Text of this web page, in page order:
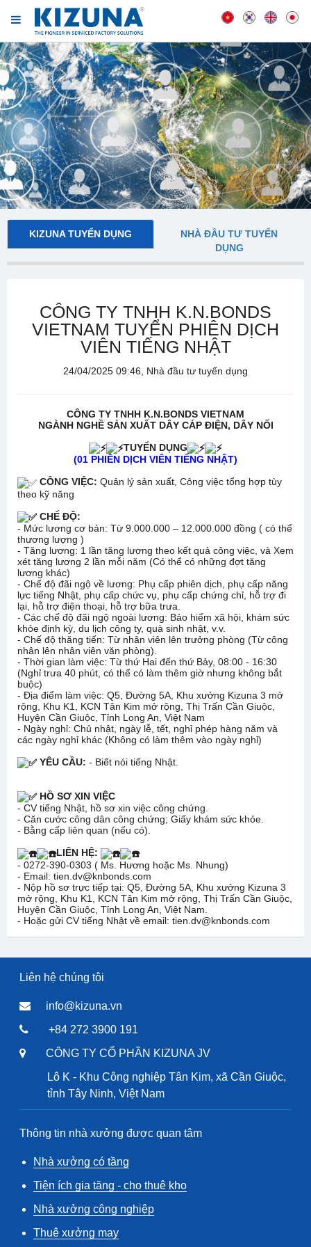
KIZUNA TUYỂN DỤNG
NHÀ ĐẦU TƯ TUYỂN
DỤNG
CÔNG TY TNHH K.N.BONDS
VIETNAM TUYỂN PHIÊN DỊCH
VIÊN TIẾNG NHẬT
24/04/2025 09:46, Nhà đầu tư tuyển dụng
CÔNG TY TNHH K.N.BONDS VIETNAM
NGÀNH NGHỀ SẢN XUẤT DÂY CÁP ĐIỆN, DÂY NỐI
TUYỂN DỤNG
(01 PHIÊN DỊCH VIÊN TIẾNG NHẬT)
CÔNG VIỆC: Quản lý sản xuất, Công việc tổng hợp tùy
theo kỹ năng
CHẾ ĐỘ:
- Mức lương cơ bản: Từ 9.000.000 – 12.000.000 đồng ( có thể
thương lượng )
- Tăng lương: 1 lần tăng lương theo kết quả công việc, và Xem
xét tăng lương 2 lần mỗi năm (Có thể có những đợt tăng
lương khác)
- Chế độ đãi ngộ về lương: Phụ cấp phiên dịch, phụ cấp năng
lực tiếng Nhật, phụ cấp chức vụ, phụ cấp chứng chỉ, hỗ trợ đi
lại, hỗ trợ điện thoại, hỗ trợ bữa trưa.
- Các chế độ đãi ngộ ngoài lương: Bảo hiểm xã hội, khám sức
khỏe định kỳ, du lịch công ty, quà sinh nhật, v.v.
- Chế độ thăng tiến: Từ nhân viên lên trưởng phòng (Từ công
nhân lên nhân viên văn phòng).
- Thời gian làm việc: Từ thứ Hai đến thứ Bảy, 08:00 - 16:30
(Nghỉ trưa 40 phút, có thể có làm thêm giờ nhưng không bắt
buộc)
- Địa điểm làm việc: Q5, Đường 5A, Khu xưởng Kizuna 3 mở
rộng, Khu K1, KCN Tân Kim mở rộng, Thị Trấn Cần Giuộc,
Huyện Cần Giuộc, Tỉnh Long An, Việt Nam
- Ngày nghỉ: Chủ nhật, ngày lễ, tết, nghỉ phép hàng năm và
các ngày nghỉ khác (Không có làm thêm vào ngày nghỉ)
YÊU CẦU: - Biết nói tiếng Nhật.
HỒ SƠ XIN VIỆC
- CV tiếng Nhật, hồ sơ xin việc công chứng.
- Căn cước công dân công chứng; Giấy khám sức khỏe.
- Bằng cấp liên quan (nếu có).
LIÊN HỆ:
- 0272-390-0303 ( Ms. Hương hoặc Ms. Nhung)
- Email: tien.dv@knbonds.com
- Nộp hồ sơ trực tiếp tại: Q5, Đường 5A, Khu xưởng Kizuna 3
mở rộng, Khu K1, KCN Tân Kim mở rộng, Thị Trấn Cần Giuộc,
Huyện Cần Giuộc, Tỉnh Long An, Việt Nam.
- Hoặc gửi CV tiếng Nhật về email: tien.dv@knbonds.com
Liên hệ chúng tôi
info@kizuna.vn
+84 272 3900 191
CÔNG TY CỔ PHẦN KIZUNA JV
Lô K - Khu Công nghiệp Tân Kim, xã Cần Giuộc,
tỉnh Tây Ninh, Việt Nam
Thông tin nhà xưởng được quan tâm
Nhà xưởng có tầng
Tiện ích gia tăng - cho thuê kho
Nhà xưởng công nghiệp
Thuê xưởng may